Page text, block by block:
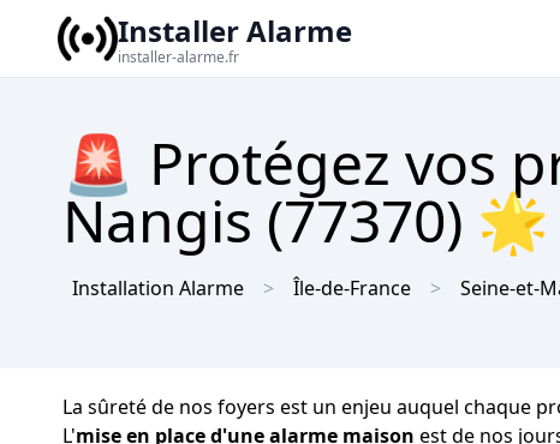
Installer Alarme
installer-alarme.fr
🚨 Protégez vos
Nangis (77370)
Installation Alarme Île-de-France Seine-et-
La sûreté de nos foyers est un enjeu auquel chaque
L'mise en place d'une alarme maison est de nos